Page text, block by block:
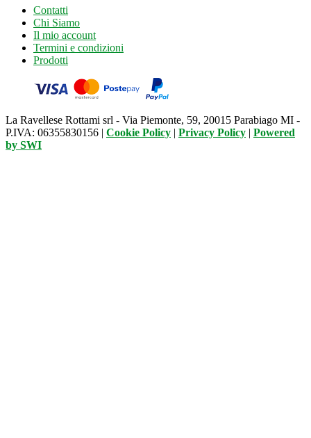
Contatti
Chi Siamo
Il mio account
Termini e condizioni
Prodotti
La Ravellese Rottami srl - Via Piemonte, 59, 20015 Parabiago MI -
P.IVA: 06355830156 | Cookie Policy | Privacy Policy | Powered
by SWI